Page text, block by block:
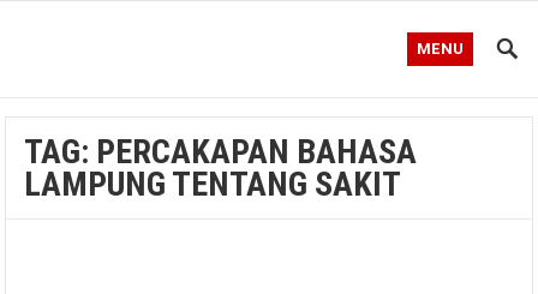
MENU
TAG: PERCAKAPAN BAHASA
LAMPUNG TENTANG SAKIT